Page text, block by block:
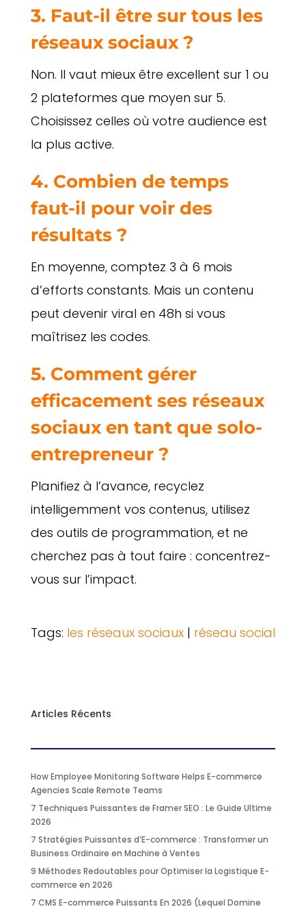
3. Faut-il être sur tous les
réseaux sociaux ?
Non. Il vaut mieux être excellent sur 1 ou
2 plateformes que moyen sur 5.
Choisissez celles où votre audience est
la plus active.
4. Combien de temps
faut-il pour voir des
résultats ?
En moyenne, comptez 3 à 6 mois
d’efforts constants. Mais un contenu
peut devenir viral en 48h si vous
maîtrisez les codes.
5. Comment gérer
efficacement ses réseaux
sociaux en tant que solo-
entrepreneur ?
Planifiez à l’avance, recyclez
intelligemment vos contenus, utilisez
des outils de programmation, et ne
cherchez pas à tout faire : concentrez-
vous sur l’impact.
Tags: les réseaux sociaux| réseau social
Articles Récents
How Employee Monitoring Software Helps E-commerce
Agencies Scale Remote Teams
7 Techniques Puissantes de Framer SEO : Le Guide Ultime
2026
7 Stratégies Puissantes d’E-commerce : Transformer un
Business Ordinaire en Machine à Ventes
9 Méthodes Redoutables pour Optimiser la Logistique E-
commerce en 2026
7 CMS E-commerce Puissants En 2026 (Lequel Domine